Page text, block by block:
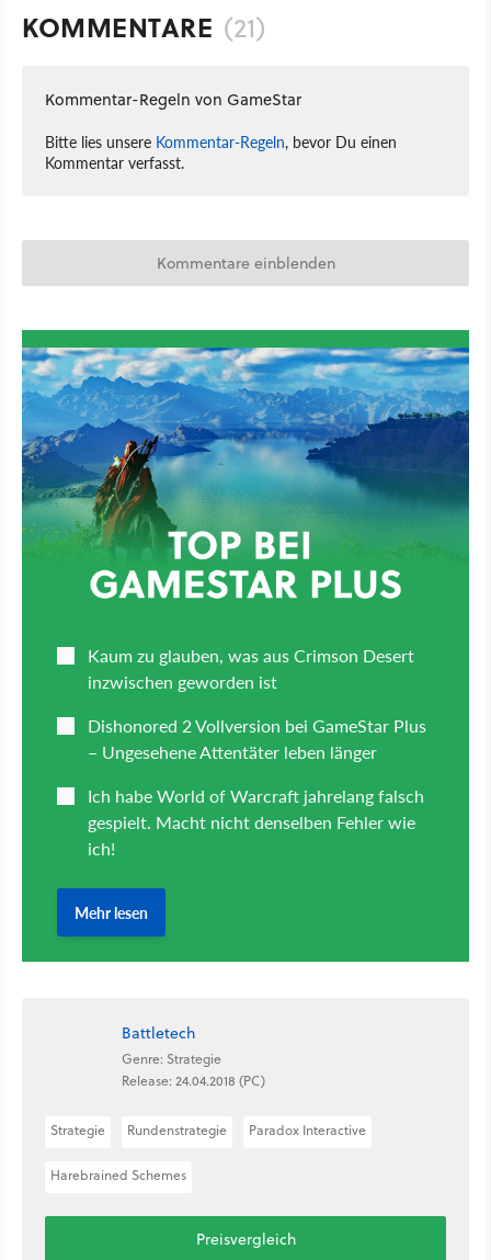
KOMMENTARE (21)
Kommentar-Regeln von GameStar
Bitte lies unsere Kommentar-Regeln, bevor Du einen
Kommentar verfasst.
Kommentare einblenden
Battletech
Genre: Strategie
Release: 24.04.2018 (PC)
Strategie Rundenstrategie Paradox Interactive
Harebrained Schemes
Preisvergleich